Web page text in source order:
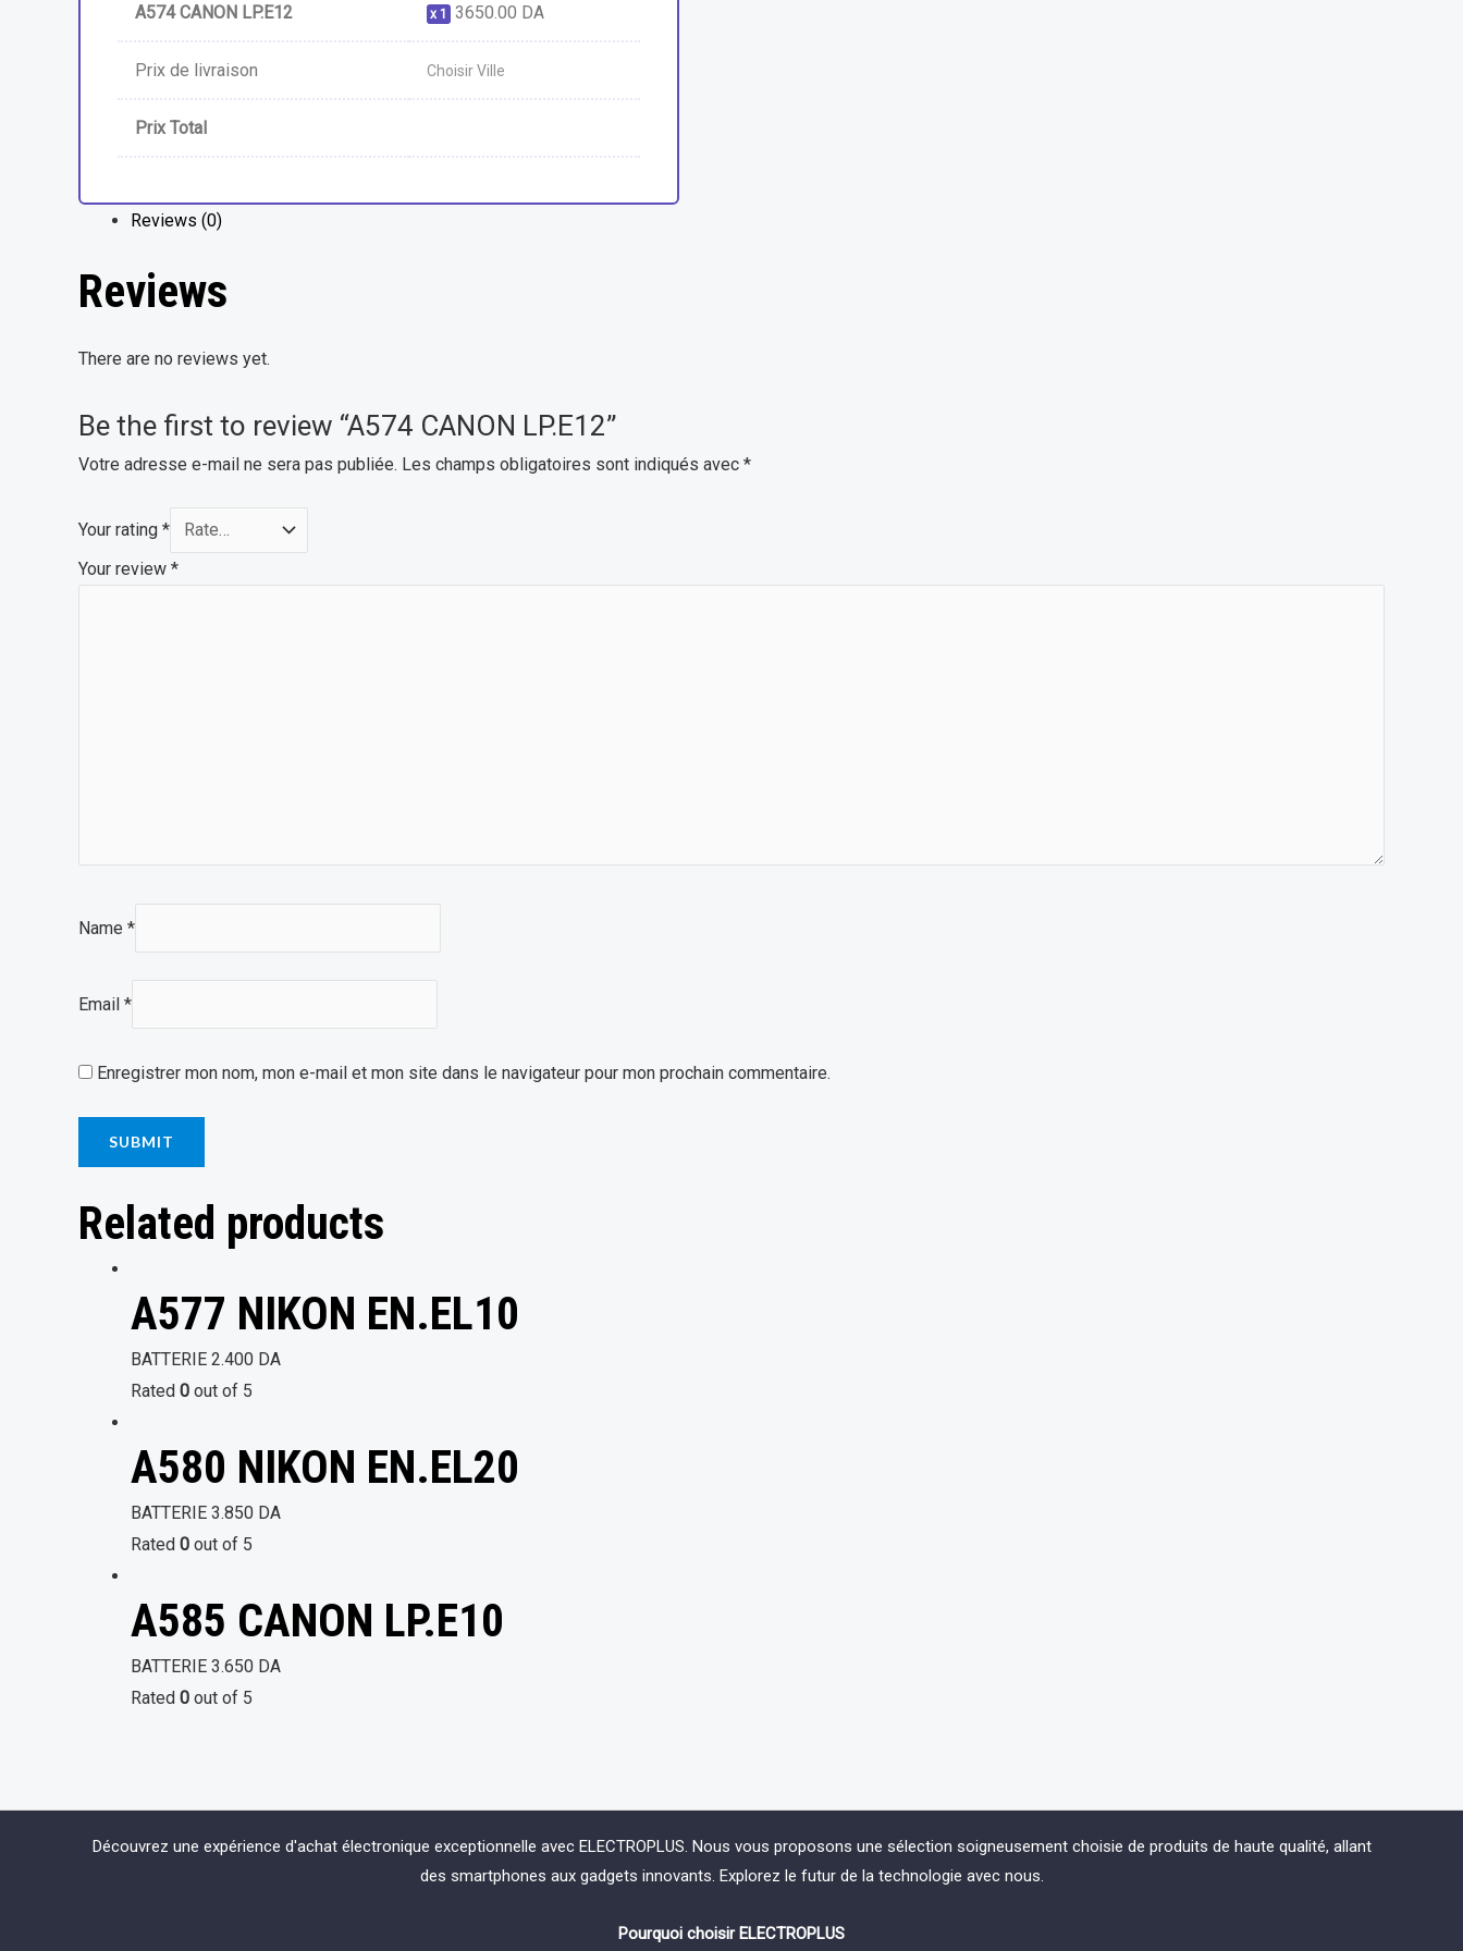
A574 CANON LP.E12 1 3650.00 DA
Prix de livraison Choisir Ville
Prix Total
Reviews (0)
Reviews
There are no reviews yet.
Be the first to review “A574 CANON LP.E12”
Votre adresse e-mail ne sera pas publiée. Les champs obligatoires sont indiqués avec *
Your rating *
Your review *
Name *
Email *
Enregistrer mon nom, mon e-mail et mon site dans le navigateur pour mon prochain commentaire.
Related products
A577 NIKON EN.EL10
BATTERIE 2.400 DA
Rated 0 out of 5
A580 NIKON EN.EL20
BATTERIE 3.850 DA
Rated 0 out of 5
A585 CANON LP.E10
BATTERIE 3.650 DA
Rated 0 out of 5
Découvrez une expérience d'achat électronique exceptionnelle avec ELECTROPLUS. Nous vous proposons une sélection soigneusement choisie de produits de haute qualité, allant
des smartphones aux gadgets innovants. Explorez le futur de la technologie avec nous.
Pourquoi choisir ELECTROPLUS